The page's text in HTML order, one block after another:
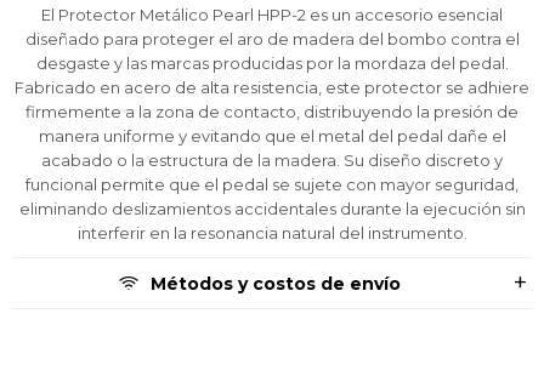
El Protector Metálico Pearl HPP-2 es un accesorio esencial
diseñado para proteger el aro de madera del bombo contra el
desgaste y las marcas producidas por la mordaza del pedal.
Fabricado en acero de alta resistencia, este protector se adhiere
firmemente a la zona de contacto, distribuyendo la presión de
manera uniforme y evitando que el metal del pedal dañe el
acabado o la estructura de la madera. Su diseño discreto y
funcional permite que el pedal se sujete con mayor seguridad,
eliminando deslizamientos accidentales durante la ejecución sin
interferir en la resonancia natural del instrumento.
Métodos y costos de envío
tarjeta de crédito
Celular
Fecha de nacimiento
Mes Año
Continuar
¡Tenés hasta
para comprar en las cuotas que
prefieras!
Elegí tus productos preferidos
Elegís Pago Después como metodo de pago
* sujeto a aprobación crediticia. El monto disponible
puede variar por comercio
Parece que no tenes oferta, lamentamos
el inconveniente, por cualquier duda
contactanos en
preguntas@pagodespues.com.uy
¡Algo salió mal!
Por favor intenta nuevamente mas tarde.
tarjeta de crédito
Celular
Fecha de nacimiento
Mes Año
Continuar
¡Tenés hasta
para comprar en las cuotas que
prefieras!
Elegí tus productos preferidos
Elegís Pago Después como metodo de pago
* sujeto a aprobación crediticia. El monto disponible
puede variar por comercio
Parece que no tenes oferta, lamentamos
el inconveniente, por cualquier duda
contactanos en
preguntas@pagodespues.com.uy
¡Algo salió mal!
Por favor intenta nuevamente mas tarde.
tarjeta de crédito
Celular
Fecha de nacimiento
Mes Año
Continuar
¡Tenés hasta
para comprar en las cuotas que
prefieras!
Elegí tus productos preferidos
Elegís Pago Después como metodo de pago
* sujeto a aprobación crediticia. El monto disponible
puede variar por comercio
Parece que no tenes oferta, lamentamos
el inconveniente, por cualquier duda
contactanos en
preguntas@pagodespues.com.uy
¡Algo salió mal!
Por favor intenta nuevamente mas tarde.